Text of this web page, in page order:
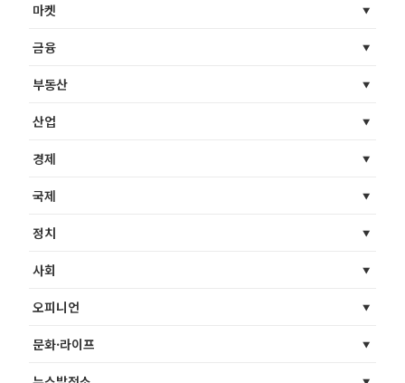
마켓
금융
부동산
산업
경제
국제
정치
사회
오피니언
문화·라이프